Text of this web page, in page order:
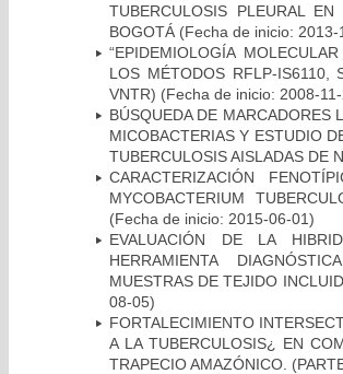
TUBERCULOSIS PLEURAL
BOGOTÁ (Fecha de inicio: 2013-
“EPIDEMIOLOGÍA
LOS MÉTODOS RFLP-IS6110,
VNTR) (Fecha de inicio: 2008-
BÚSQUEDA DE MARCADORES
MICOBACTERIAS Y ESTUDIO
TUBERCULOSIS AISLADAS DE
CARACTERIZACIÓN
MYCOBACTERIUM
(Fecha de inicio: 2015-06-01)
EVALUACIÓN DE LA
HERRAMIENTA
MUESTRAS DE TEJIDO
08-05)
FORTALECIMIENTO
A LA TUBERCULOSIS¿ EN
TRAPECIO AMAZÓNICO.